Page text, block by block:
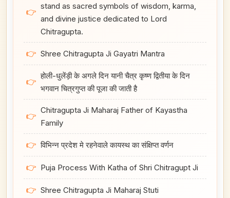
👉
stand as sacred symbols of wisdom, karma,
and divine justice dedicated to Lord
Chitragupta.
👉 Shree Chitragupta Ji Gayatri Mantra
👉
होली-धुलेंड़ी के अगले दिन यानी चैत्र कृष्ण द्वितीया के दिन
भगवान चित्रगुप्त की पूजा की जाती है
👉
Chitragupta Ji Maharaj Father of Kayastha
Family
👉 विभिन्न प्रदेश मे रहनेवाले कायस्थ का संक्षिप्त वर्णन
👉 Puja Process With Katha of Shri Chitragupt Ji
👉 Shree Chitragupta Ji Maharaj Stuti